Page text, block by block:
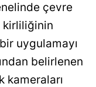
çevre
kirliliğinin
uygulamayı
belirlenen
kameraları